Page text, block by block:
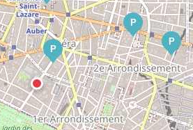
P
P
P